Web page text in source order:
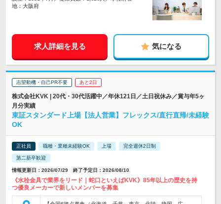
地：大阪府
求人詳細を見る 気になる
志望動機・自己PR不要 あと2日
株式会社KVK | 20代・30代活躍中／年休121日／土日祝休み／賞与年5ヶ
月分実績
東証スタンダード上場【法人営業】フレックス/直行直帰/未経験
OK
正社員 職種・業種未経験OK 上場 完全週休2日制
第二新卒歓迎
情報更新日：2026/07/29 終了予定日：2026/08/10
《水栓金具で業界をリード｜蛇口といえばKVK》85年以上の歴史を持
つ優良メーカーで新しいメンバーを募集